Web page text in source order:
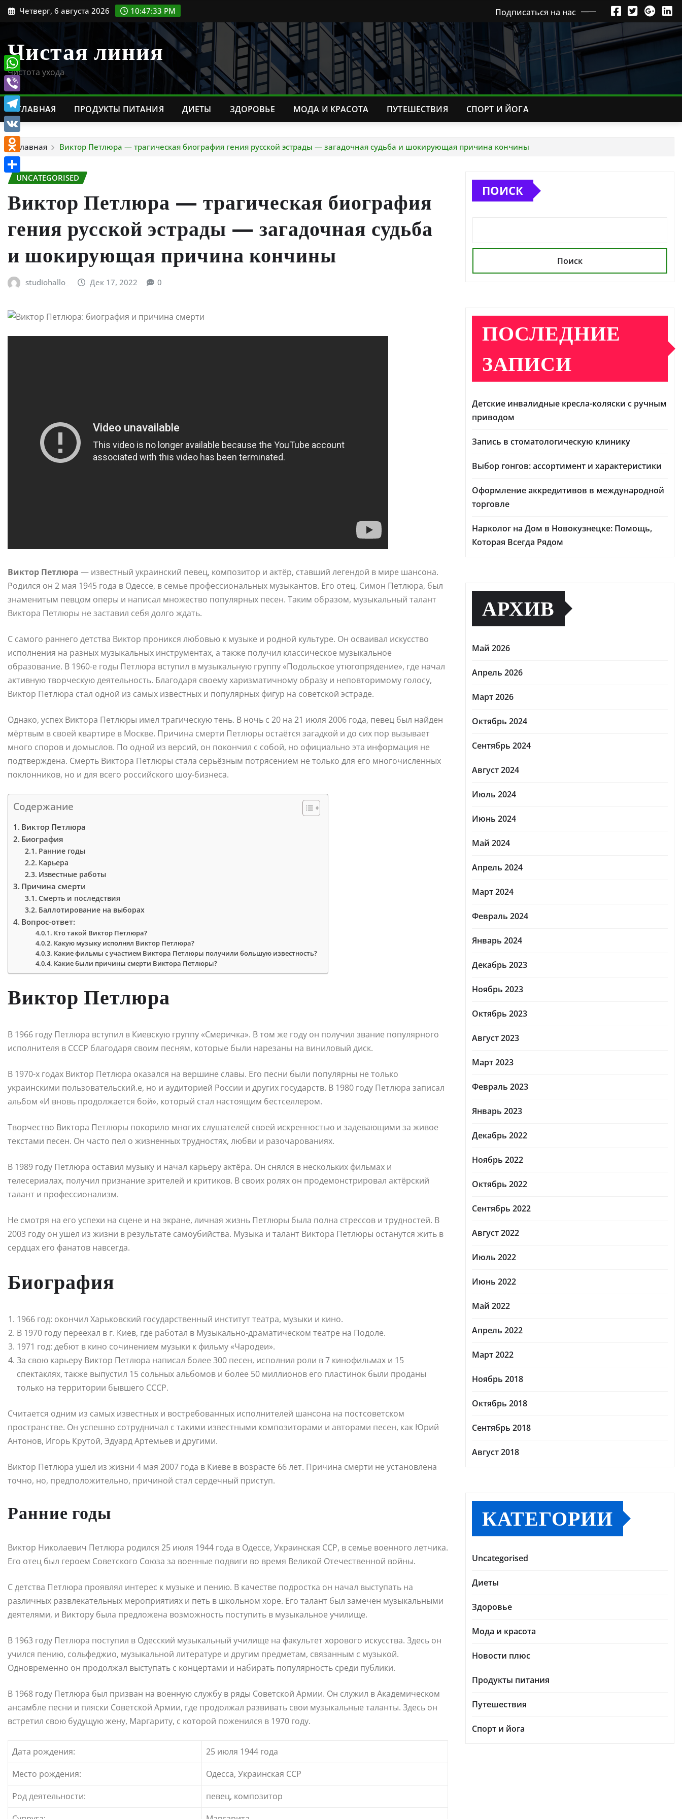
ПерейтиЧетверг, 6 августа 2026 10:47:34 PM Подписаться на нас
Чистая линия
Чистота ухода
ГЛАВНАЯ ПРОДУКТЫ ПИТАНИЯ ДИЕТЫ ЗДОРОВЬЕ МОДА И КРАСОТА ПУТЕШЕСТВИЯ СПОРТ И ЙОГА
Главная Виктор Петлюра — трагическая биография гения русской эстрады — загадочная судьба и шокирующая причина кончины
UNCATEGORISED
Виктор Петлюра — трагическая биография
гения русской эстрады — загадочная судьба
и шокирующая причина кончины
studiohallo_ Дек 17, 2022 0
Виктор Петлюра — известный украинский певец, композитор и актёр, ставший легендой в мире шансона.
Родился он 2 мая 1945 года в Одессе, в семье профессиональных музыкантов. Его отец, Симон Петлюра, был
знаменитым певцом оперы и написал множество популярных песен. Таким образом, музыкальный талант
Виктора Петлюры не заставил себя долго ждать.
С самого раннего детства Виктор проникся любовью к музыке и родной культуре. Он осваивал искусство
исполнения на разных музыкальных инструментах, а также получил классическое музыкальное
образование. В 1960-е годы Петлюра вступил в музыкальную группу «Подольское утюгопрядение», где начал
активную творческую деятельность. Благодаря своему харизматичному образу и неповторимому голосу,
Виктор Петлюра стал одной из самых известных и популярных фигур на советской эстраде.
Однако, успех Виктора Петлюры имел трагическую тень. В ночь с 20 на 21 июля 2006 года, певец был найден
мёртвым в своей квартире в Москве. Причина смерти Петлюры остаётся загадкой и до сих пор вызывает
много споров и домыслов. По одной из версий, он покончил с собой, но официально эта информация не
подтверждена. Смерть Виктора Петлюры стала серьёзным потрясением не только для его многочисленных
поклонников, но и для всего российского шоу-бизнеса.
Содержание
Виктор Петлюра
Биография
Ранние годы
Карьера
Известные работы
Причина смерти
Смерть и последствия
Баллотирование на выборах
Вопрос-ответ:
Кто такой Виктор Петлюра?
Какую музыку исполнял Виктор Петлюра?
Какие фильмы с участием Виктора Петлюры получили большую известность?
Какие были причины смерти Виктора Петлюры?
Виктор Петлюра
В 1966 году Петлюра вступил в Киевскую группу «Смеричка». В том же году он получил звание популярного
исполнителя в СССР благодаря своим песням, которые были нарезаны на виниловый диск.
В 1970-х годах Виктор Петлюра оказался на вершине славы. Его песни были популярны не только
украинскими пользовательский.е, но и аудиторией России и других государств. В 1980 году Петлюра записал
альбом «И вновь продолжается бой», который стал настоящим бестселлером.
Творчество Виктора Петлюры покорило многих слушателей своей искренностью и задевающими за живое
текстами песен. Он часто пел о жизненных трудностях, любви и разочарованиях.
В 1989 году Петлюра оставил музыку и начал карьеру актёра. Он снялся в нескольких фильмах и
телесериалах, получил признание зрителей и критиков. В своих ролях он продемонстрировал актёрский
талант и профессионализм.
Не смотря на его успехи на сцене и на экране, личная жизнь Петлюры была полна стрессов и трудностей. В
2003 году он ушел из жизни в результате самоубийства. Музыка и талант Виктора Петлюры останутся жить в
сердцах его фанатов навсегда.
Биография
1966 год: окончил Харьковский государственный институт театра, музыки и кино.
В 1970 году переехал в г. Киев, где работал в Музыкально-драматическом театре на Подоле.
1971 год: дебют в кино сочинением музыки к фильму «Чародеи».
За свою карьеру Виктор Петлюра написал более 300 песен, исполнил роли в 7 кинофильмах и 15
спектаклях, также выпустил 15 сольных альбомов и более 50 миллионов его пластинок были проданы
только на территории бывшего СССР.
Считается одним из самых известных и востребованных исполнителей шансона на постсоветском
пространстве. Он успешно сотрудничал с такими известными композиторами и авторами песен, как Юрий
Антонов, Игорь Крутой, Эдуард Артемьев и другими.
Виктор Петлюра ушел из жизни 4 мая 2007 года в Киеве в возрасте 66 лет. Причина смерти не установлена
точно, но, предположительно, причиной стал сердечный приступ.
Ранние годы
Виктор Николаевич Петлюра родился 25 июля 1944 года в Одессе, Украинская ССР, в семье военного летчика.
Его отец был героем Советского Союза за военные подвиги во время Великой Отечественной войны.
С детства Петлюра проявлял интерес к музыке и пению. В качестве подростка он начал выступать на
различных развлекательных мероприятиях и петь в школьном хоре. Его талант был замечен музыкальными
деятелями, и Виктору была предложена возможность поступить в музыкальное училище.
В 1963 году Петлюра поступил в Одесский музыкальный училище на факультет хорового искусства. Здесь он
учился пению, сольфеджио, музыкальной литературе и другим предметам, связанным с музыкой.
Одновременно он продолжал выступать с концертами и набирать популярность среди публики.
В 1968 году Петлюра был призван на военную службу в ряды Советской Армии. Он служил в Академическом
ансамбле песни и пляски Советской Армии, где продолжал развивать свои музыкальные таланты. Здесь он
встретил свою будущую жену, Маргариту, с которой поженился в 1970 году.
Дата рождения:
25 июля 1944 года
Место рождения:
Одесса, Украинская ССР
Род деятельности:
певец, композитор
ПОИСК
Поиск
ПОСЛЕДНИЕ
ЗАПИСИ
Детские инвалидные кресла-коляски с ручным
приводом
Запись в стоматологическую клинику
Выбор гонгов: ассортимент и характеристики
Оформление аккредитивов в международной
торговле
Нарколог на Дом в Новокузнецке: Помощь,
Которая Всегда Рядом
АРХИВ
Май 2026
Апрель 2026
Март 2026
Октябрь 2024
Сентябрь 2024
Август 2024
Июль 2024
Июнь 2024
Май 2024
Апрель 2024
Март 2024
Февраль 2024
Январь 2024
Декабрь 2023
Ноябрь 2023
Октябрь 2023
Август 2023
Март 2023
Февраль 2023
Январь 2023
Декабрь 2022
Ноябрь 2022
Октябрь 2022
Сентябрь 2022
Август 2022
Июль 2022
Июнь 2022
Май 2022
Апрель 2022
Март 2022
Ноябрь 2018
Октябрь 2018
Сентябрь 2018
Август 2018
КАТЕГОРИИ
Uncategorised
Диеты
Здоровье
Мода и красота
Новости плюс
Продукты питания
Путешествия
Спорт и йога
WhatsApp
Viber
Telegram
VK
Odnoklassniki
Отправить